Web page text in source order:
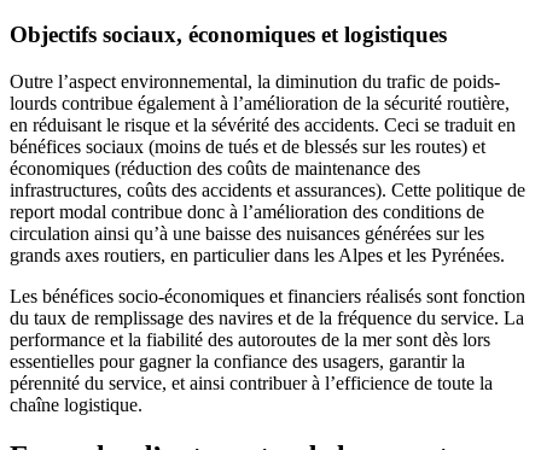
Objectifs sociaux, économiques et logistiques
Outre l’aspect environnemental, la diminution du trafic de poids-
lourds contribue également à l’amélioration de la sécurité routière,
en réduisant le risque et la sévérité des accidents. Ceci se traduit en
bénéfices sociaux (moins de tués et de blessés sur les routes) et
économiques (réduction des coûts de maintenance des
infrastructures, coûts des accidents et assurances). Cette politique de
report modal contribue donc à l’amélioration des conditions de
circulation ainsi qu’à une baisse des nuisances générées sur les
grands axes routiers, en particulier dans les Alpes et les Pyrénées.
Les bénéfices socio-économiques et financiers réalisés sont fonction
du taux de remplissage des navires et de la fréquence du service. La
performance et la fiabilité des autoroutes de la mer sont dès lors
essentielles pour gagner la confiance des usagers, garantir la
pérennité du service, et ainsi contribuer à l’efficience de toute la
chaîne logistique.